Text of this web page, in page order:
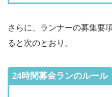
さらに、ランナーの募集要
ると次のとおり。
24時間募金ランのルール